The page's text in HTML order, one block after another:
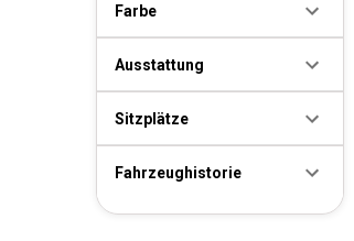
Farbe
Ausstattung
Sitzplätze
Fahrzeughistorie